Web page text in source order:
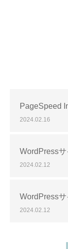
PageSpeed
2024.02.16
WordPress
2024.02.12
WordPress
2024.02.12